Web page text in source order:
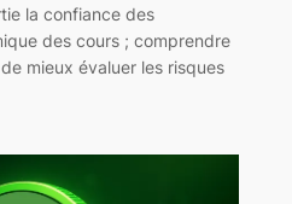
la confiance des
des cours ; comprendre
mieux évaluer les risques